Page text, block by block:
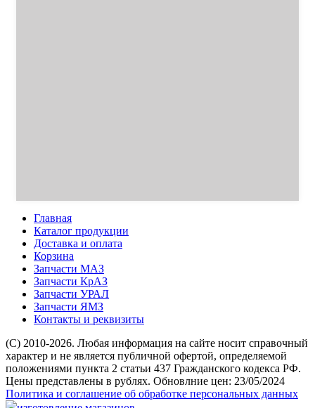
Главная
Каталог продукции
Доставка и оплата
Корзина
Запчасти МАЗ
Запчасти КрАЗ
Запчасти УРАЛ
Запчасти ЯМЗ
Контакты и реквизиты
(C) 2010-2026. Любая информация на сайте носит справочный
характер и не является публичной офертой, определяемой
положениями пункта 2 статьи 437 Гражданского кодекса РФ.
Цены представлены в рублях. Обновлние цен: 23/05/2024
Политика и соглашение об обработке персональных данных